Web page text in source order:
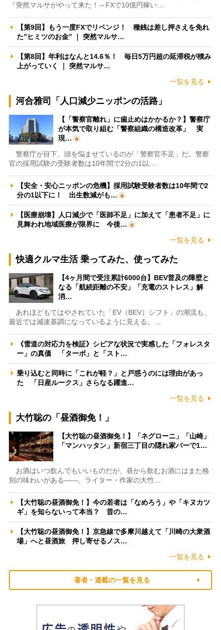
『突然マルサがやって来た！～FXで10億円稼い…
【第9回】もう一度FXでリベンジ！ 種銭は差し押さえを免れ
た”ヒミツのお金” ｜ 突然マルサ…
【第8回】年利はなんと14.6％！ 毎日5万円超の延滞税が積み
上がっていく ｜ 突然マルサ…
一覧を見る
河合雅司「人口減少ニッポンの活路」
【「警察官離れ」に歯止めはかかるか？】警察庁
が本気で取り組む「警察組織の構造改革」 実
現…
警察庁が目下、頭を悩ませているのが「警察官不足」だ。警察
官の採用試験の受験者数は10年間で2分の1以…
【安全・安心ニッポンの危機】採用試験受験者数は10年間で2
分の1以下に！ 出生数減がも…
【医療崩壊】人口減少で「医師不足」に加えて「患者不足」に
見舞われ地域医療が限界に 今後…
一覧を見る
快適クルマ生活 乗ってみた、使ってみた
【4ヶ月間で受注累計6000台】BEV普及の障壁と
なる「航続距離の不安」「充電のストレス」解
消…
あれほどもてはやされていた「EV（BEV）シフト」の潮流も、
最近では減速基調になっているように見える。…
《雪道の対応力を検証》シビアな状況で実感した「フォレスタ
ー」の真価 「ターボ」と「スト…
乗り込むと同時に「これが軽？」と戸惑うのには理由があっ
た 「日産ルークス」さらなる躍進…
一覧を見る
大竹聡の「昼酒御免！」
【大竹聡の昼酒御免！】「ネグローニ」「山崎」
「マンハッタン」新宿三丁目の隠れ家バーで1…
お酒はいつ飲んでもいいものだが、昼から飲むお酒にはまた格
別の味わいがある――。ライター・作家の大竹…
【大竹聡の昼酒御免！】今の若者は「なめろう」や「キヌカツ
ギ」を知らないって本当？ 昔の…
【大竹聡の昼酒御免！】京急線で多摩川越えて「川崎の大衆酒
場」へと昼酒旅 押し寄せるノス…
一覧を見る
著者・連載の一覧を見る